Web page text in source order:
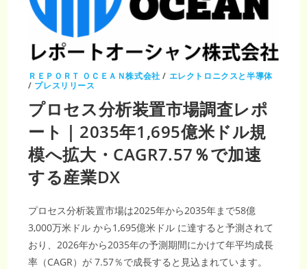
ＲＥＰＯＲＴ ＯＣＥＡＮ株式会社 / エレクトロニクスと半導体
/ プレスリリース
プロセス分析装置市場調査レポ
ート｜2035年1,695億米ドル規
模へ拡大・CAGR7.57％で加速
する産業DX
プロセス分析装置市場は2025年から2035年まで58億
3,000万米ドル から1,695億米ドル に達すると予測されて
おり、2026年から2035年の予測期間にかけて年平均成長
率（CAGR）が 7.57％で成長すると見込まれています。